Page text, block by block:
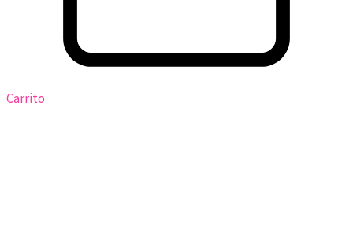
Carrito